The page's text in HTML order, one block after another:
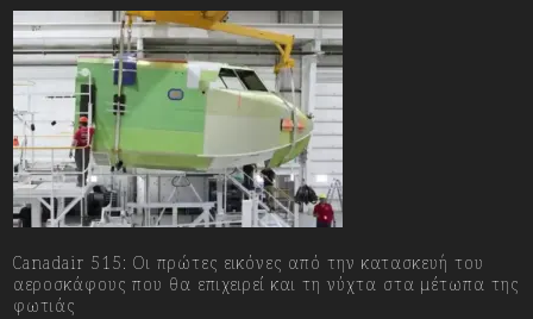
Canadair 515: Οι πρώτες εικόνες από την κατασκευή του
αεροσκάφους που θα επιχειρεί και τη νύχτα στα μέτωπα της
φωτιάς